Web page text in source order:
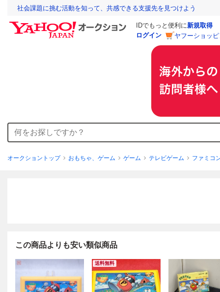
社会課題に挑む活動を知って、共感できる支援先を見つけよう
IDでもっと便利に新規取得
ログイン
ヤフーショッ
オークショントップ おもちゃ、ゲーム ゲーム テレビゲーム ファミコ
この商品よりも安い類似商品
送料無料